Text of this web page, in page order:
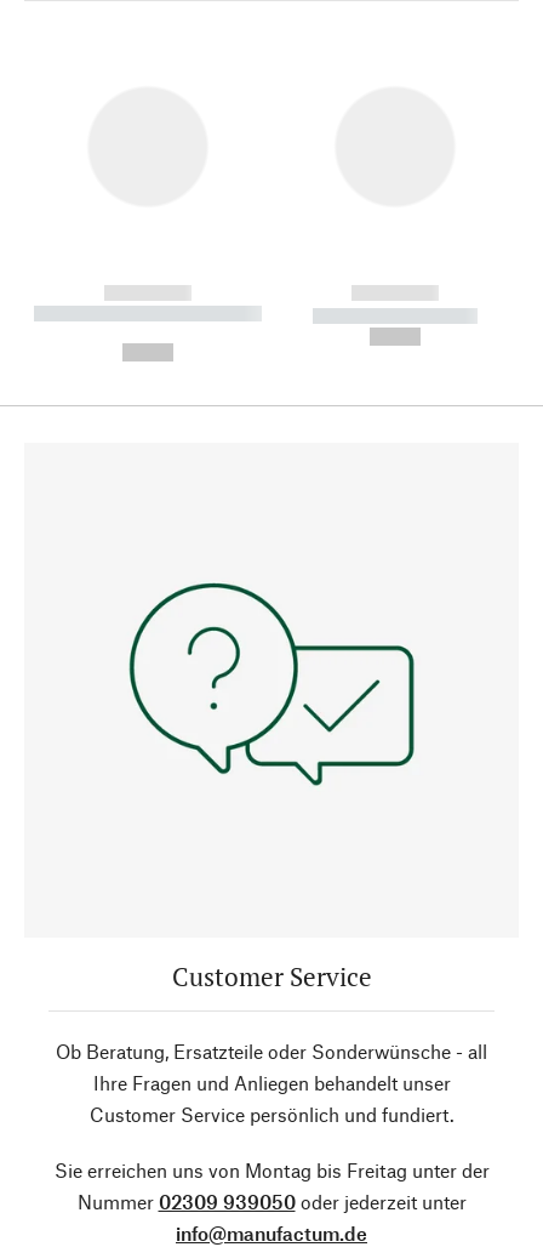
------------
----------- ----------- --------
------------
----------- -----------
Customer Service
Ob Beratung, Ersatzteile oder Sonderwünsche - all
Ihre Fragen und Anliegen behandelt unser
Customer Service persönlich und fundiert.
Sie erreichen uns von Montag bis Freitag unter der
Nummer 02309 939050oder jederzeit unter
info@manufactum.de